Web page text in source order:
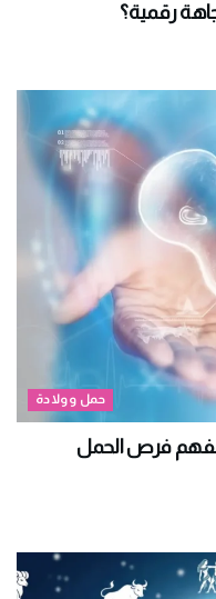
رقمية؟
حمل وولادة
لفهم فرص الحمل